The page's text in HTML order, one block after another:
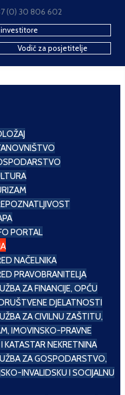
(0) 30 806 602
Vodič za posjetitelje
PORTAL
NAČELNIKA
PRAVOBRANITELJA
ZA FINANCIJE, OPĆU
DJELATNOSTI
ZA CIVILNU ZAŠTITU,
IMOVINSKO-PRAVNE
KATASTAR NEKRETNINA
ZA GOSPODARSTVO,
INVALIDSKU I SOCIJALNU